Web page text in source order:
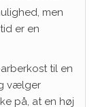
men
er en
til en
vælger
på, at en høj